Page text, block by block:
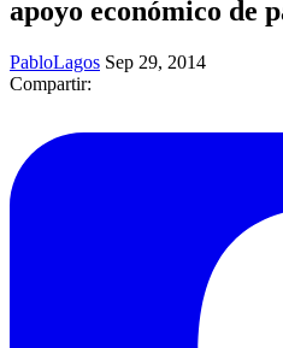
apoyo económico de
PabloLagos Sep 29, 2014
Compartir: